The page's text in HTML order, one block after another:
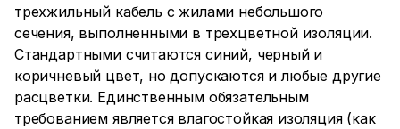
трехжильный кабель с жилами небольшого
сечения, выполненными в трехцветной изоляции.
Стандартными считаются синий, черный и
коричневый цвет, но допускаются и любые другие
расцветки. Единственным обязательным
требованием является влагостойкая изоляция (как